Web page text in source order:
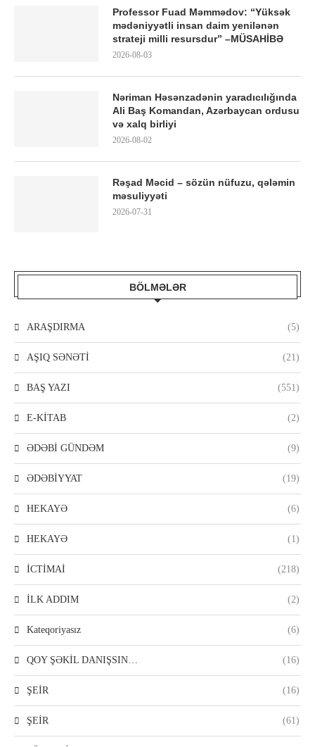
Professor Fuad Məmmədov: “Yüksək
mədəniyyətli insan daim yenilənən
strateji milli resursdur” –MÜSAHİBƏ
2026-08-03
Nəriman Həsənzadənin yaradıcılığında
Ali Baş Komandan, Azərbaycan ordusu
və xalq birliyi
2026-08-02
Rəşad Məcid – sözün nüfuzu, qələmin
məsuliyyəti
2026-07-31
BÖLMƏLƏR
ARAŞDIRMA (5)
AŞIQ SƏNƏTİ (21)
BAŞ YAZI (551)
E-KİTAB (2)
ƏDƏBİ GÜNDƏM (9)
ƏDƏBİYYAT (19)
HEKAYƏ (6)
HEKAYƏ (1)
İCTİMAİ (218)
İLK ADDIM (2)
Kateqoriyasız (6)
QOY ŞƏKİL DANIŞSIN… (16)
ŞEİR (16)
ŞEİR (61)